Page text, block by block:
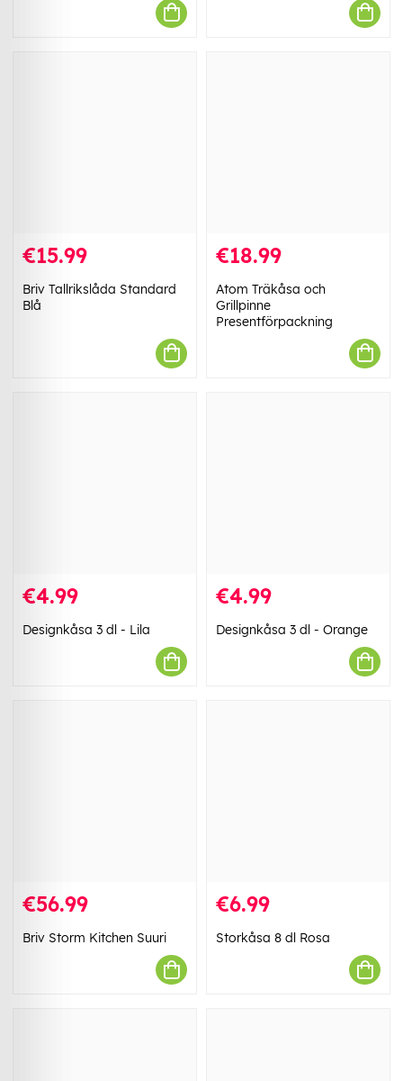
€15.99
Briv Tallrikslåda Standard
Blå
€18.99
Atom Träkåsa och
Grillpinne
Presentförpackning
€4.99
Designkåsa 3 dl - Lila
€4.99
Designkåsa 3 dl - Orange
€56.99
Briv Storm Kitchen Suuri
€6.99
Storkåsa 8 dl Rosa